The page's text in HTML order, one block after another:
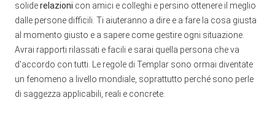
soliderelazioni con amici e colleghi e persino ottenere il meglio
dalle persone difficili. Ti aiuteranno a dire e a fare la cosa giusta
al momento giusto e a sapere come gestire ogni situazione.
Avrai rapporti rilassati e facili e sarai quella persona che va
d'accordo con tutti. Le regole di Templar sono ormai diventate
un fenomeno a livello mondiale, soprattutto perché sono perle
di saggezza applicabili, reali e concrete.